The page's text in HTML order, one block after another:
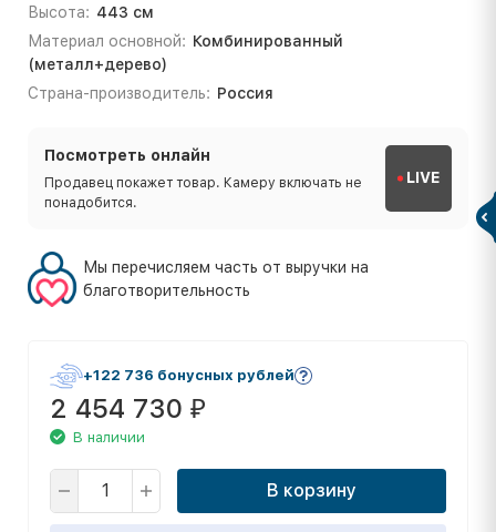
Высота: 443 см
Материал основной: Комбинированный
(металл+дерево)
Страна-производитель: Россия
Посмотреть онлайн
Продавец покажет товар. Камеру включать не
понадобится.
LIVE
Мы перечисляем часть от выручки на
благотворительность
+122 736 бонусных рублей
2 454 730 ₽
В наличии
В корзину